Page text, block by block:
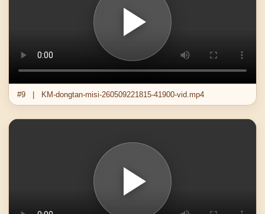
#9 | KM-dongtan-misi-260509221815-41900-vid.mp4